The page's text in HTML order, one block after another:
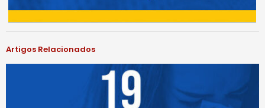
Artigos Relacionados